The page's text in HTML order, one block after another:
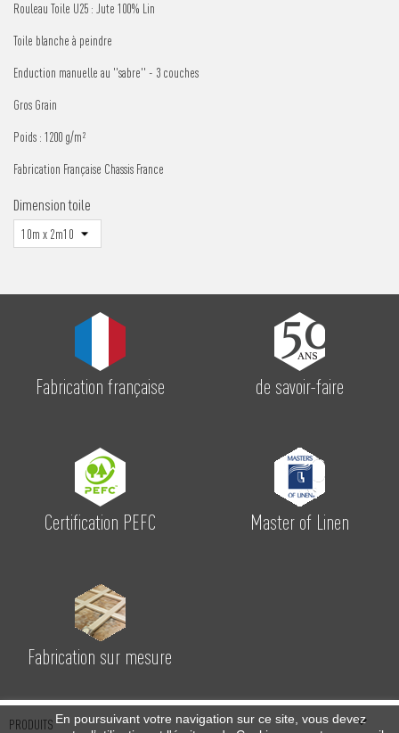
Rouleau Toile U25 : Jute 100% Lin
Toile blanche à peindre
Enduction manuelle au "sabre" - 3 couches
Gros Grain
Poids : 1200 g/m²
Fabrication Française Chassis France
Dimension toile
Fabrication française de savoir-faire
Certification PEFC Master of Linen
Fabrication sur mesure
PRODUITS 
En poursuivant votre navigation sur ce site, vous devez